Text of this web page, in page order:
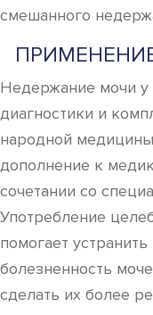
смешанного
Недержание мочи у
диагностики и
народной
дополнение к
сочетании со
Употребление
помогает
болезненность
сделать их более